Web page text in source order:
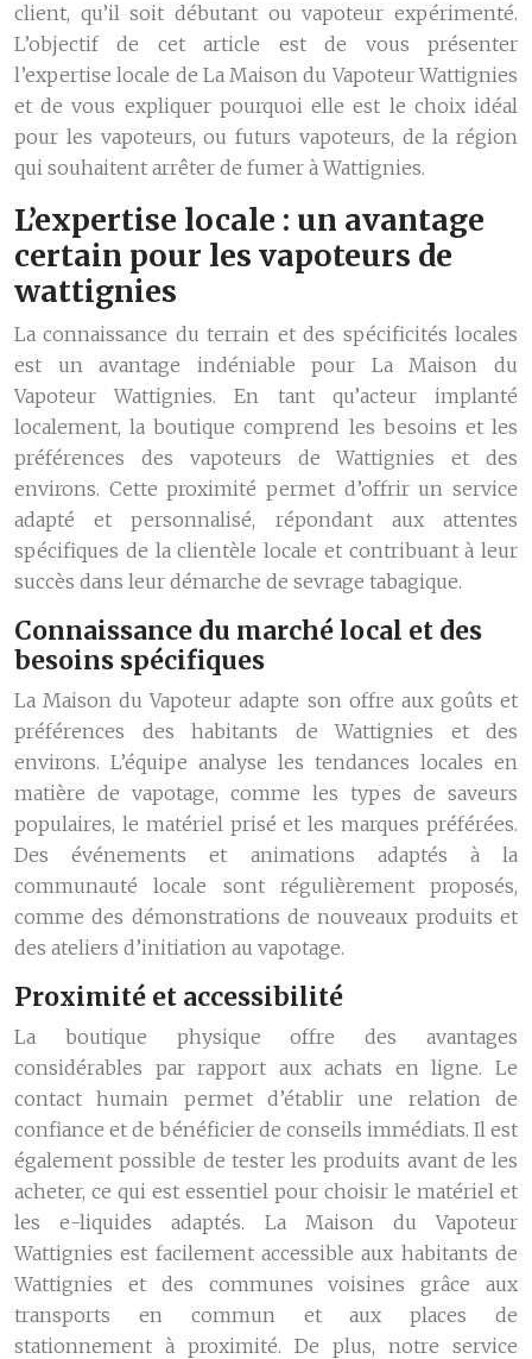
client, qu’il soit débutant ou vapoteur expérimenté.
L’objectif de cet article est de vous présenter
l’expertise locale de La Maison du Vapoteur Wattignies
et de vous expliquer pourquoi elle est le choix idéal
pour les vapoteurs, ou futurs vapoteurs, de la région
qui souhaitent arrêter de fumer à Wattignies.
L’expertise locale : un avantage
certain pour les vapoteurs de
wattignies
La connaissance du terrain et des spécificités locales
est un avantage indéniable pour La Maison du
Vapoteur Wattignies. En tant qu’acteur implanté
localement, la boutique comprend les besoins et les
préférences des vapoteurs de Wattignies et des
environs. Cette proximité permet d’offrir un service
adapté et personnalisé, répondant aux attentes
spécifiques de la clientèle locale et contribuant à leur
succès dans leur démarche de sevrage tabagique.
Connaissance du marché local et des
besoins spécifiques
La Maison du Vapoteur adapte son offre aux goûts et
préférences des habitants de Wattignies et des
environs. L’équipe analyse les tendances locales en
matière de vapotage, comme les types de saveurs
populaires, le matériel prisé et les marques préférées.
Des événements et animations adaptés à la
communauté locale sont régulièrement proposés,
comme des démonstrations de nouveaux produits et
des ateliers d’initiation au vapotage.
Proximité et accessibilité
La boutique physique offre des avantages
considérables par rapport aux achats en ligne. Le
contact humain permet d’établir une relation de
confiance et de bénéficier de conseils immédiats. Il est
également possible de tester les produits avant de les
acheter, ce qui est essentiel pour choisir le matériel et
les e-liquides adaptés. La Maison du Vapoteur
Wattignies est facilement accessible aux habitants de
Wattignies et des communes voisines grâce aux
transports en commun et aux places de
stationnement à proximité. De plus, notre service